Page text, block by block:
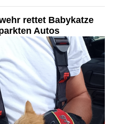
rettet Babykatze
Autos